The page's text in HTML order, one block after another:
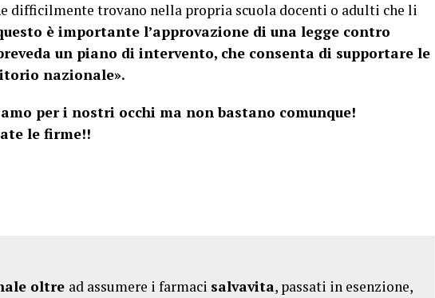
difficilmente trovano nella propria scuola docenti o adulti che li
è importante l’approvazione di una legge contro
un piano di intervento, che consenta di supportare le
nazionale».
per i nostri occhi ma non bastano comunque!
le firme!!
oltre ad assumere i farmaci salvavita, passati in esenzione,